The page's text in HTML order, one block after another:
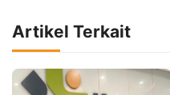
Artikel Terkait